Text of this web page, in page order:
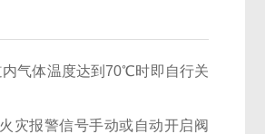
气体温度达到70℃时即自行关
灾报警信号手动或自动开启阀